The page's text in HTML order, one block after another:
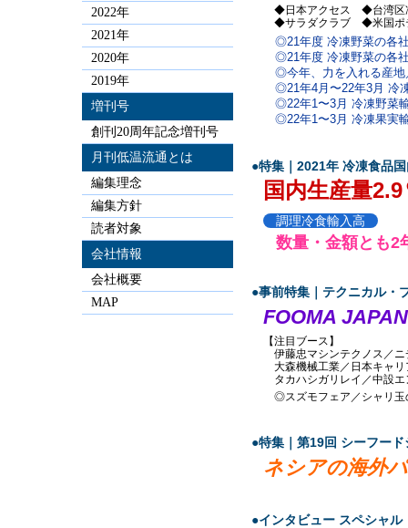
◆日本アクセス ◆台湾区
◆サラダクラブ ◆米国ポ
◎21年度 冷凍野菜の各
◎21年度 冷凍野菜の各
◎今年、力を入れる産地
◎21年4月〜22年3月 冷
◎22年1〜3月 冷凍野菜
◎22年1〜3月 冷凍果実
●特集｜2021年 冷凍食品
国内生産量
調理冷食輸入高
数量・金額とも2
●事前特集｜テクニカル・
FOOMA
【注目ブース】
伊藤忠マシンテクノス／ニ
大森機械工業／日本キャリ
タカハシガリレイ／中設エ
◎スズモフェア／シャリ玉
●特集｜第19回 シーフー
ネシアの海外
●インタビュー スペシャル
2022年
2021年
2020年
2019年
増刊号
創刊20周年記念増刊号
月刊低温流通とは
編集理念
編集方針
読者対象
会社情報
会社概要
MAP